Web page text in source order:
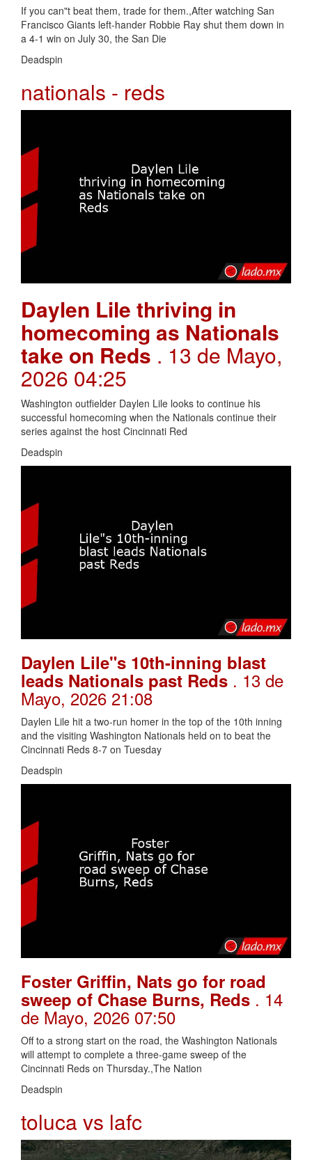
If you can"t beat them, trade for them.,After watching San
Francisco Giants left-hander Robbie Ray shut them down in
a 4-1 win on July 30, the San Die
Deadspin
nationals - reds
Daylen Lile thriving in
homecoming as Nationals
take on Reds . 13 de Mayo,
2026 04:25
Washington outfielder Daylen Lile looks to continue his
successful homecoming when the Nationals continue their
series against the host Cincinnati Red
Deadspin
Daylen Lile"s 10th-inning blast
leads Nationals past Reds . 13 de
Mayo, 2026 21:08
Daylen Lile hit a two-run homer in the top of the 10th inning
and the visiting Washington Nationals held on to beat the
Cincinnati Reds 8-7 on Tuesday
Deadspin
Foster Griffin, Nats go for road
sweep of Chase Burns, Reds . 14
de Mayo, 2026 07:50
Off to a strong start on the road, the Washington Nationals
will attempt to complete a three-game sweep of the
Cincinnati Reds on Thursday.,The Nation
Deadspin
toluca vs lafc